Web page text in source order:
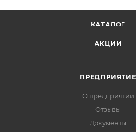
КАТАЛОГ
АКЦИИ
ПРЕДПРИЯТИЕ
О предприятии
Отзывы
Документы